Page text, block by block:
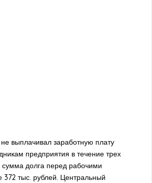
выплачивал заработную плату
предприятия в течение трех
долга перед рабочими
372 тыс. рублей. Центральный